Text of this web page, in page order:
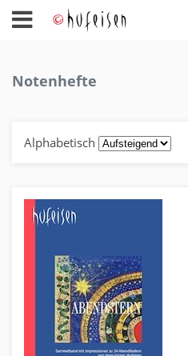
Notenhefte
Alphabetisch